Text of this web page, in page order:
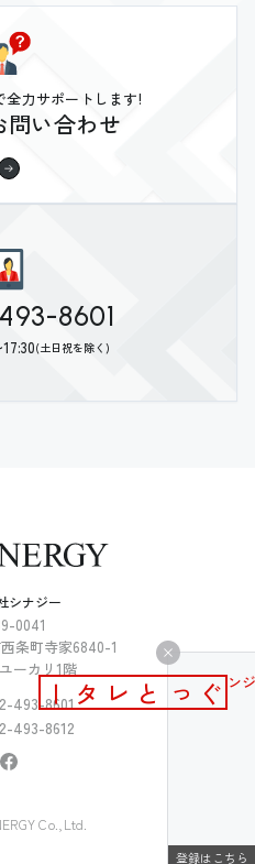
8601
(土日祝を除く)
力サポートします!
問い合わせ
シナジー
0041
条町寺家6840-1
ーカリ1階
493-8601
493-8612
Co.,Ltd.
メールマガジン
ぐっとレター
登録はこちら